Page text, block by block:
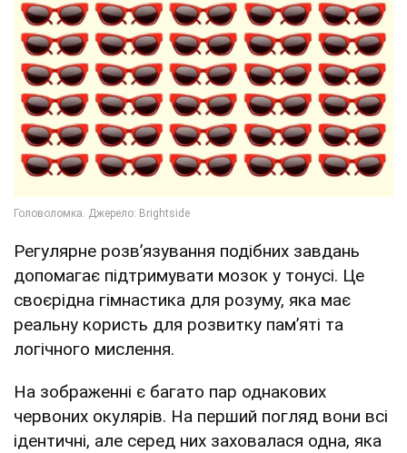
Регулярне розв’язування подібних завдань
допомагає підтримувати мозок у тонусі. Це
своєрідна гімнастика для розуму, яка має
реальну користь для розвитку пам’яті та
логічного мислення.
На зображенні є багато пар однакових
червоних окулярів. На перший погляд вони всі
ідентичні, але серед них заховалася одна, яка